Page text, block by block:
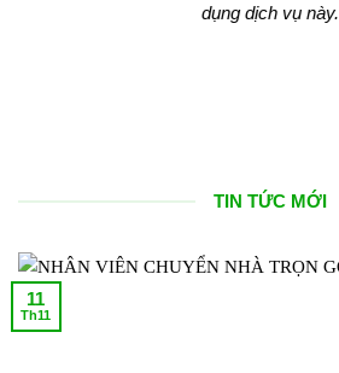
dụng dịch vụ này.
TIN TỨC MỚI
11
Th11